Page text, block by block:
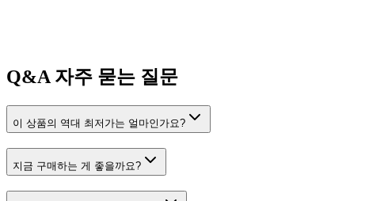
Q&A자주 묻는 질문
이 상품의 역대 최저가는 얼마인가요?
지금 구매하는 게 좋을까요?